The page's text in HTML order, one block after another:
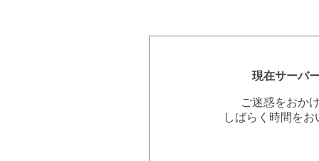
現在サーバ
ご迷惑をおか
しばらく時間を